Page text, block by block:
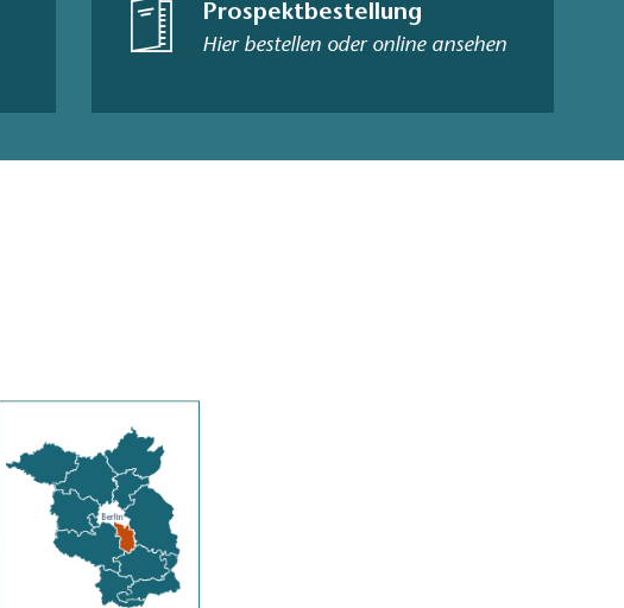
Prospektbestellung
Hier bestellen oder online ansehen